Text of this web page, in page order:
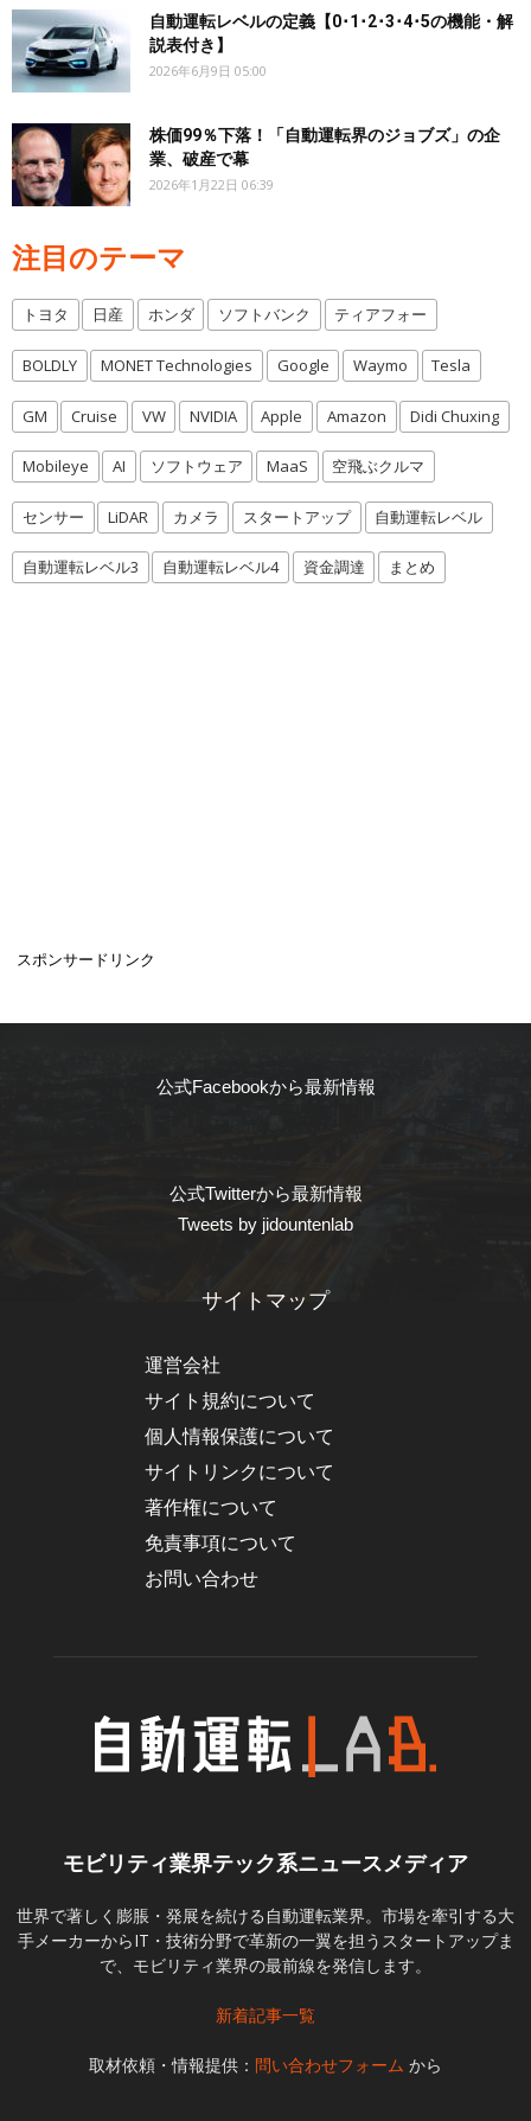
自動運転レベルの定義【0･1･2･3･4･5の機能・解
説表付き】
2026年6月9日 05:00
株価99％下落！「自動運転界のジョブズ」の企
業、破産で幕
2026年1月22日 06:39
注目のテーマ
トヨタ 日産 ホンダ ソフトバンク ティアフォー
BOLDLY MONET Technologies Google Waymo Tesla
GM Cruise VW NVIDIA Apple Amazon Didi Chuxing
Mobileye AI ソフトウェア MaaS 空飛ぶクルマ
センサー LiDAR カメラ スタートアップ 自動運転レベル
自動運転レベル3 自動運転レベル4 資金調達 まとめ
スポンサードリンク
公式Facebookから最新情報
公式Twitterから最新情報
Tweets by jidountenlab
サイトマップ
運営会社
サイト規約について
個人情報保護について
サイトリンクについて
著作権について
免責事項について
お問い合わせ
モビリティ業界テック系ニュースメディア
世界で著しく膨脹・発展を続ける自動運転業界。市場を牽引する大
手メーカーからIT・技術分野で革新の一翼を担うスタートアップま
で、モビリティ業界の最前線を発信します。
新着記事一覧
取材依頼・情報提供： 問い合わせフォーム から